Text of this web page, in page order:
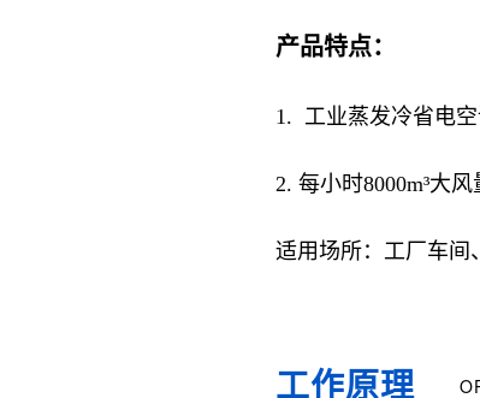
产品特点：
1. 工业蒸发冷省电空
2. 每小时8000m³大风
适用场所：工厂车间
工作原理